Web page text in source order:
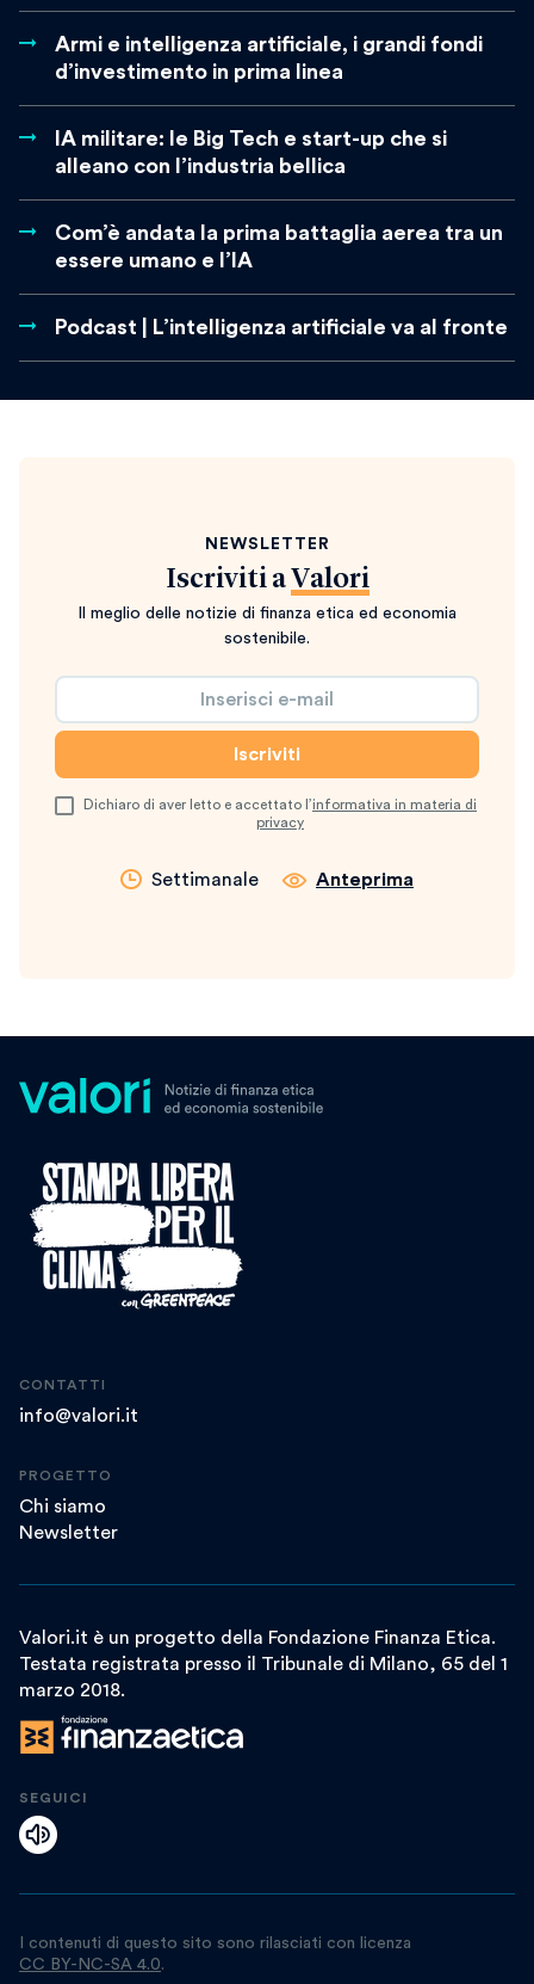
Armi e intelligenza artificiale, i grandi fondi
d’investimento in prima linea
IA militare: le Big Tech e start-up che si
alleano con l’industria bellica
Com’è andata la prima battaglia aerea tra un
essere umano e l’IA
Podcast | L’intelligenza artificiale va al fronte
NEWSLETTER
Iscriviti a Valori
Il meglio delle notizie di finanza etica ed economia
sostenibile.
Dichiaro di aver letto e accettato l’informativa in materia di
privacy
Settimanale Anteprima
CONTATTI
info@valori.it
PROGETTO
Chi siamo
Newsletter
Valori.it è un progetto della Fondazione Finanza Etica.
Testata registrata presso il Tribunale di Milano, 65 del 1
marzo 2018.
SEGUICI
I contenuti di questo sito sono rilasciati con licenza
CC BY-NC-SA 4.0.